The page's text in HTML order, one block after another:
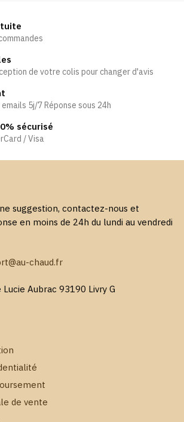
de votre colis pour changer d'avis
5j/7 Réponse sous 24h
sécurisé
/ Visa
suggestion, contactez-nous et
en moins de 24h du lundi au vendredi
chaud.fr
Aubrac 93190 Livry G
de vente